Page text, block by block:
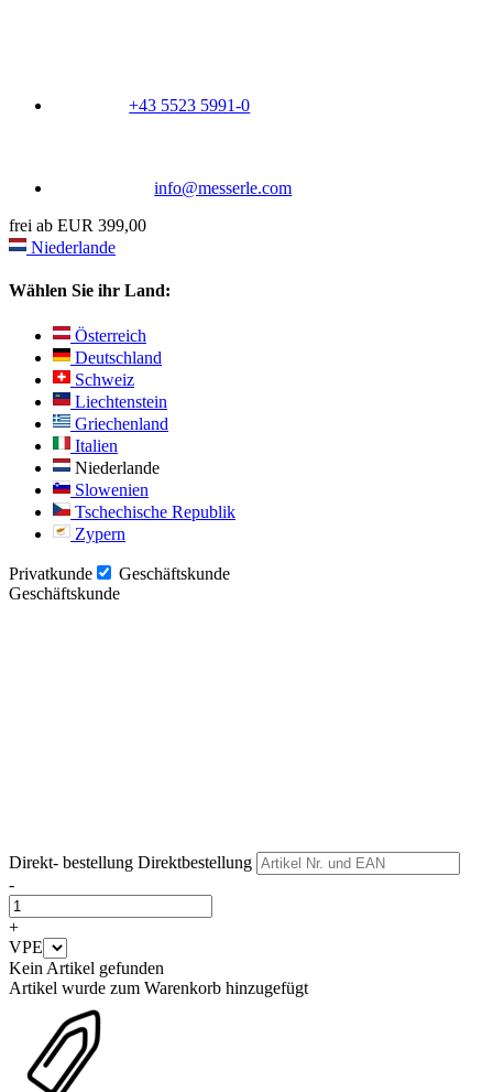
+43 5523 5991-0
info@messerle.com
frei ab EUR 399,00
Niederlande
Wählen Sie ihr Land:
Österreich
Deutschland
Schweiz
Liechtenstein
Griechenland
Italien
Niederlande
Slowenien
Tschechische Republik
Zypern
Privatkunde
Geschäftskunde
Geschäftskunde
Direkt- bestellung Direktbestellung
-
+
VPE
Kein Artikel gefunden
Artikel wurde zum Warenkorb hinzugefügt